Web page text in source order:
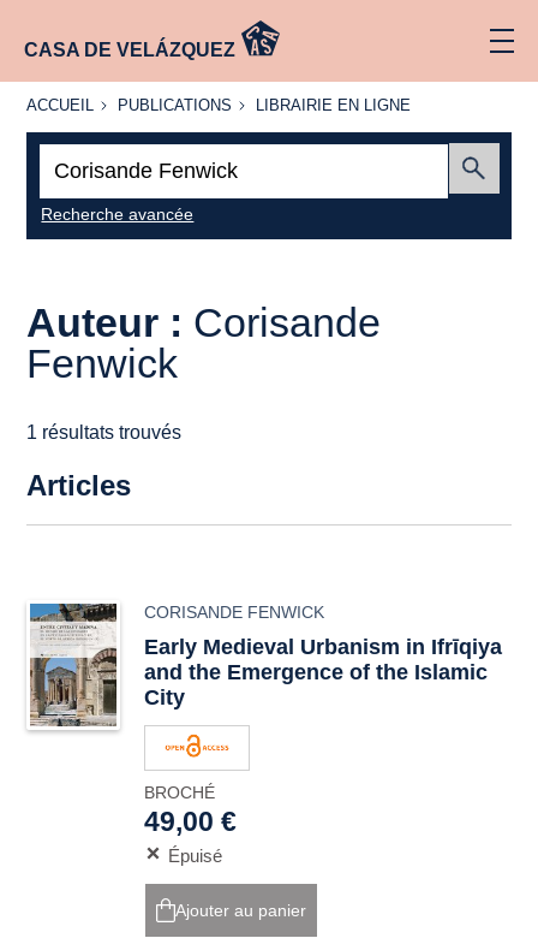
CASA DE VELÁZQUEZ
ACCUEIL
ACCUEIL PUBLICATIONS
PUBLICATIONS
LIBRAIRIE
LIBRAIRIE EN LIGNE
Recherche avancée
Auteur : Corisande
Fenwick
1 résultats trouvés
Articles
CORISANDE FENWICK
Early Medieval Urbanism in Ifrīqiya
and the Emergence of the Islamic
City
BROCHÉ
49,00 €
Épuisé
Ajouter au panier